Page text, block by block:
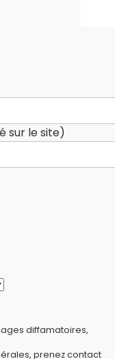
sur le site)
diffamatoires,
prenez contact